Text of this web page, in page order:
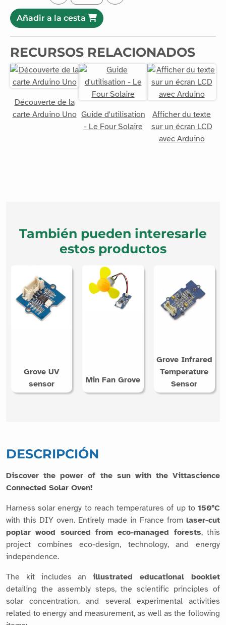
Añadir a la cesta
RECURSOS RELACIONADOS
Découverte de la
carte Arduino Uno Guide d'utilisation
- Le Four Solaire
Afficher du texte
sur un écran LCD
avec Arduino
También pueden interesarle
estos productos
Grove UV
sensor
Min Fan Grove
Grove Infrared
Temperature
Sensor
DESCRIPCIÓN
Discover the power of the sun with the Vittascience
Connected Solar Oven!
Harness solar energy to reach temperatures of up to 150°C
with this DIY oven. Entirely made in France from laser-cut
poplar wood sourced from eco-managed forests, this
project combines eco-design, technology, and energy
independence.
The kit includes anillustrated educational booklet
detailing the assembly steps, the scientific principles of
solar concentration, and several experimental activities
related to energy and measurement, as well as the following